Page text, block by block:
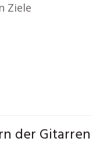
Ziele
der Gitarren